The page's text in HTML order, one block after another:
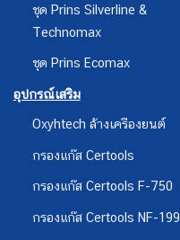
ชุด Prins Silverline &
Technomax
ชุด Prins Ecomax
อุปกรณ์เสริม
Oxyhtech ล้างเครืองยนต์
กรองแก๊ส Certools
กรองแก๊ส Certools F-750
กรองแก๊ส Certools NF-199